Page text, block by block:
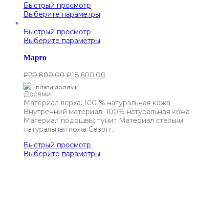
Быстрый просмотр
Выберите параметры
Быстрый просмотр
Выберите параметры
Марго
₽20,800.00 ₽18,600.00
плати долями
Материал верха: 100 % натуральная кожа
Внутренний материал: 100% натуральная кожа
Материал подошвы: тунит Материал стельки:
натуральная кожа Сезон:…
Быстрый просмотр
Выберите параметры